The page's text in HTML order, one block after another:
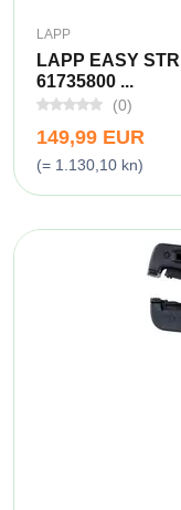
LAPP
LAPP EASY
61735800 ...
(0)
149,99 EUR
(= 1.130,10 kn)